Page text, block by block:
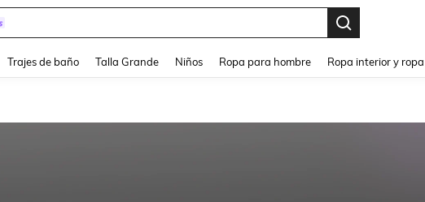
Trajes de baño Talla Grande Niños Ropa para hombre Ropa interior y